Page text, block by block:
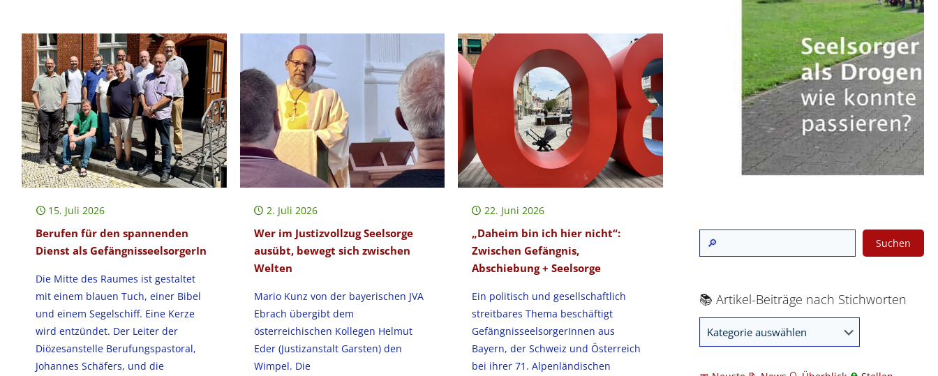
15. Juli 2026
Berufen für den spannenden
Dienst als GefängnisseelsorgerIn
Die Mitte des Raumes ist gestaltet
mit einem blauen Tuch, einer Bibel
und einem Segelschiff. Eine Kerze
wird entzündet. Der Leiter der
Diözesanstelle Berufungspastoral,
Johannes Schäfers, und die
2. Juli 2026
Wer im Justizvollzug Seelsorge
ausübt, bewegt sich zwischen
Welten
Mario Kunz von der bayerischen JVA
Ebrach übergibt dem
österreichischen Kollegen Helmut
Eder (Justizanstalt Garsten) den
Wimpel. Die
22. Juni 2026
„Daheim bin ich hier nicht“:
Zwischen Gefängnis,
Abschiebung + Seelsorge
Ein politisch und gesellschaftlich
streitbares Thema beschäftigt
GefängnisseelsorgerInnen aus
Bayern, der Schweiz und Österreich
bei ihrer 71. Alpenländischen
Suchen
📚 Artikel-Beiträge nach Stichworten